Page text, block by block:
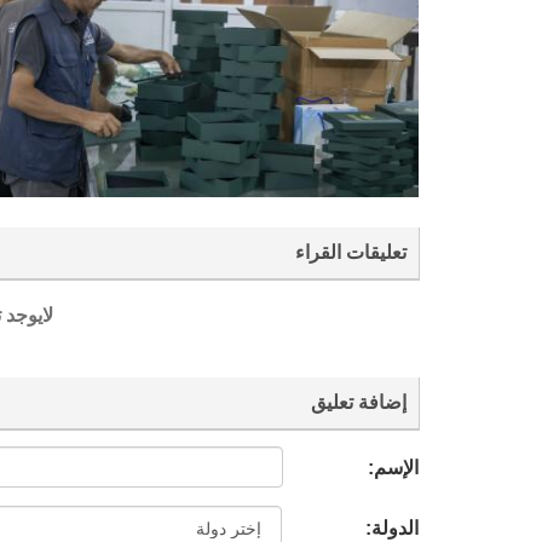
تعليقات القراء
إضافة تعليق
الإسم:
الدولة: